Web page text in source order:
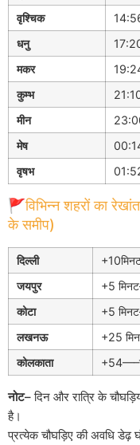
वृश्चिक
धनु
मकर
कुम्भ
मीन
मेष
वृषभ
🚩विभिन्न शहरों का
के समीप)
दिल्ली
जयपुर
+5
कोटा
+5
लखनऊ
+25
कोलकाता
नोट– दिन और रात्रि के
है।
प्रत्येक चौघड़िए की अवधि डेढ़